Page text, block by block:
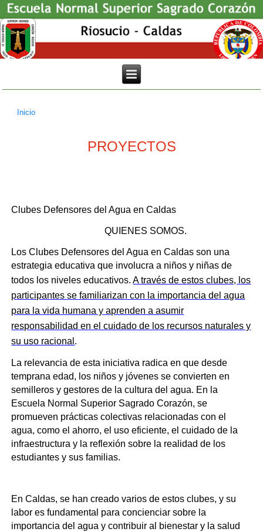
Usted está aquí
Inicio
PROYECTOS
Clubes Defensores del Agua en Caldas
QUIENES SOMOS.
Los Clubes Defensores del Agua en Caldas son una
estrategia educativa que involucra a niños y niñas de
todos los niveles educativos.A través de estos clubes, los
participantes se familiarizan con la importancia del agua
para la vida humana y aprenden a asumir
responsabilidad en el cuidado de los recursos naturales y
su uso racional .
La relevancia de esta iniciativa radica en que desde
temprana edad, los niños y jóvenes se convierten en
semilleros y gestores de la cultura del agua. En la
Escuela Normal Superior Sagrado Corazón, se
promueven prácticas colectivas relacionadas con el
agua, como el ahorro, el uso eficiente, el cuidado de la
infraestructura y la reflexión sobre la realidad de los
estudiantes y sus familias.
En Caldas, se han creado varios de estos clubes, y su
labor es fundamental para concienciar sobre la
importancia del agua y contribuir al bienestar y la salud